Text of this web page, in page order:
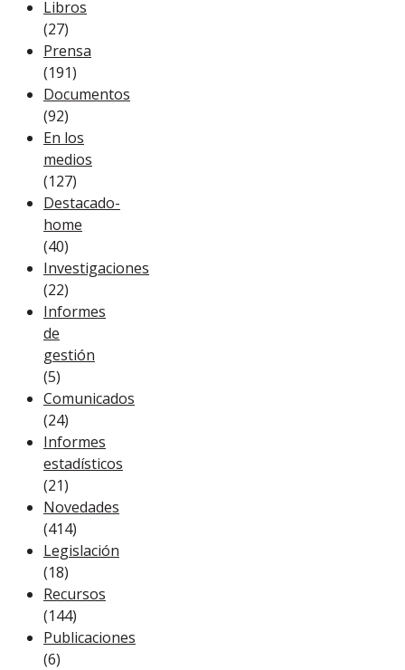
Libros
(27)
Prensa
(191)
Documentos
(92)
En los
medios
(127)
Destacado-
home
(40)
Investigaciones
(22)
Informes
de
gestión
(5)
Comunicados
(24)
Informes
estadísticos
(21)
Novedades
(414)
Legislación
(18)
Recursos
(144)
Publicaciones
(6)